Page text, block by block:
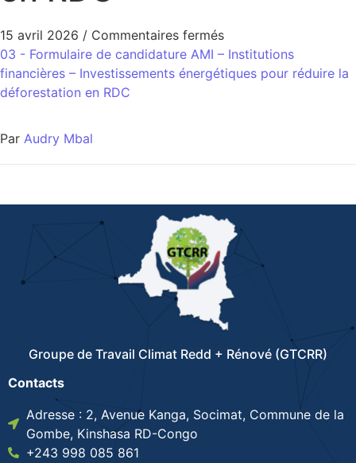
15 avril 2026 / Commentaires fermés
03 - Formulaire de candidature AMI – Institutions
financières – Investissements énergétiques pour réduire la
déforestation en RDC
Par Audry Mbal
Groupe de Travail Climat Redd + Rénové (GTCRR)
Contacts
Adresse : 2, Avenue Kanga, Socimat, Commune de la
Gombe, Kinshasa RD-Congo
+243 998 085 861